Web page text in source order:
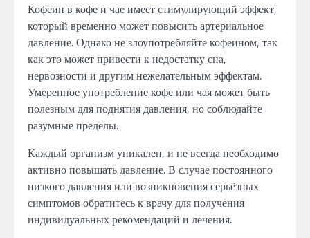
Кофеин в кофе и чае имеет стимулирующий эффект,
который временно может повысить артериальное
давление. Однако не злоупотребляйте кофеином, так
как это может привести к недостатку сна,
нервозности и другим нежелательным эффектам.
Умеренное употребление кофе или чая может быть
полезным для поднятия давления, но соблюдайте
разумные пределы.
Каждый организм уникален, и не всегда необходимо
активно повышать давление. В случае постоянного
низкого давления или возникновения серьёзных
симптомов обратитесь к врачу для получения
индивидуальных рекомендаций и лечения.